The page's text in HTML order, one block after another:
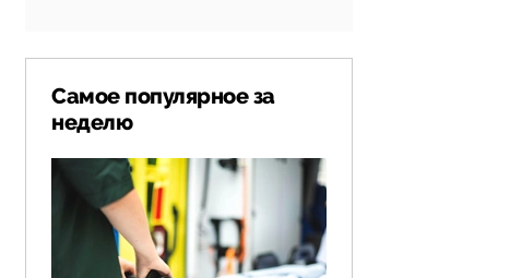
Самое популярное за
неделю